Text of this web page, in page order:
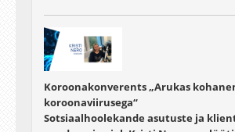
Koroonakonverents „Arukas
koroonaviirusega“
Sotsiaalhoolekande asutuste ja